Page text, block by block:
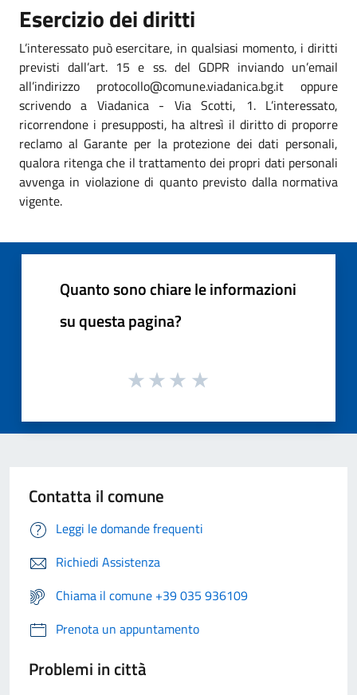
Esercizio dei diritti
L’interessato può esercitare, in qualsiasi momento, i diritti
previsti dall’art. 15 e ss. del GDPR inviando un’email
all’indirizzo protocollo@comune.viadanica.bg.it oppure
scrivendo a Viadanica - Via Scotti, 1. L’interessato,
ricorrendone i presupposti, ha altresì il diritto di proporre
reclamo al Garante per la protezione dei dati personali,
qualora ritenga che il trattamento dei propri dati personali
avvenga in violazione di quanto previsto dalla normativa
vigente.
Quanto sono chiare le informazioni
su questa pagina?
Contatta il comune
Leggi le domande frequenti
Richiedi Assistenza
Chiama il comune +39 035 936109
Prenota un appuntamento
Problemi in città